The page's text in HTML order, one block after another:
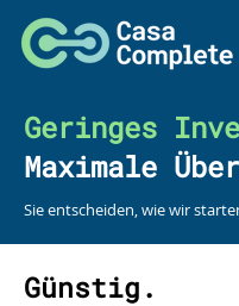
Geringes
Maximale
Sie entscheiden, wie wir
Günstig.